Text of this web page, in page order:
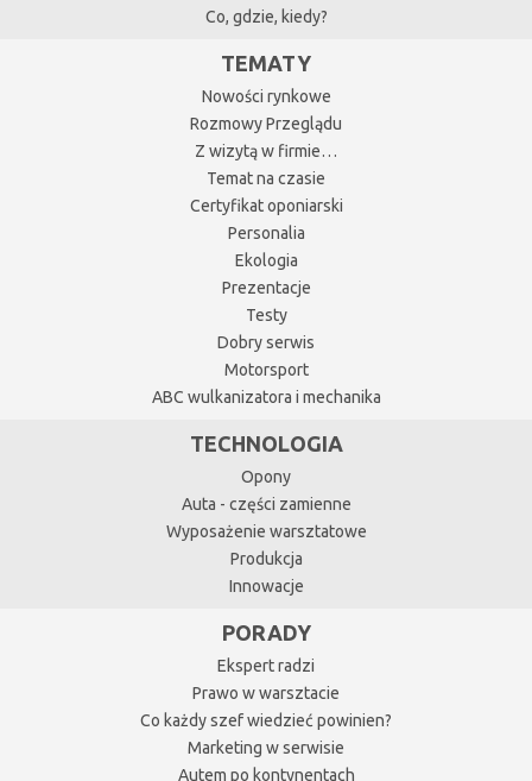
Co, gdzie, kiedy?
TEMATY
Nowości rynkowe
Rozmowy Przeglądu
Z wizytą w firmie…
Temat na czasie
Certyfikat oponiarski
Personalia
Ekologia
Prezentacje
Testy
Dobry serwis
Motorsport
ABC wulkanizatora i mechanika
TECHNOLOGIA
Opony
Auta - części zamienne
Wyposażenie warsztatowe
Produkcja
Innowacje
PORADY
Ekspert radzi
Prawo w warsztacie
Co każdy szef wiedzieć powinien?
Marketing w serwisie
Autem po kontynentach